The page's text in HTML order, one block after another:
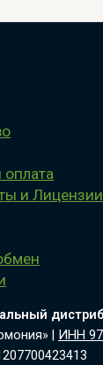
оплата
и
| ИНН